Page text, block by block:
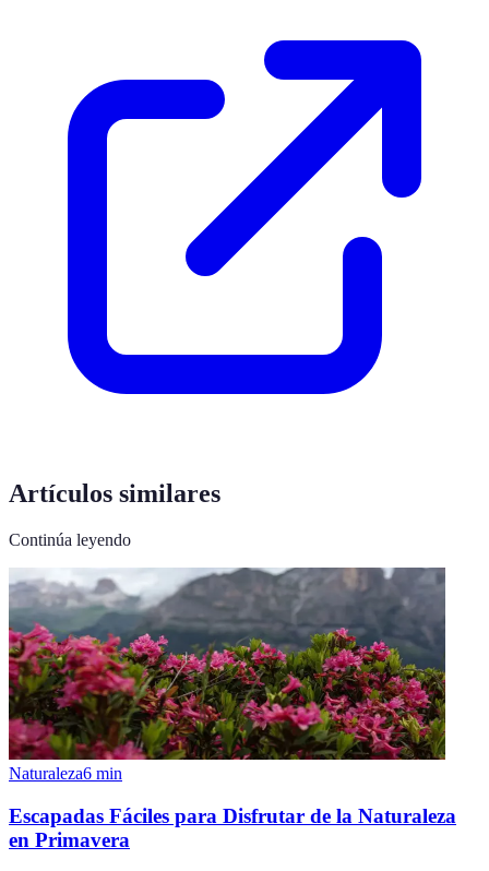
Artículos similares
Continúa leyendo
Naturaleza6 min
Escapadas Fáciles para Disfrutar de la Naturaleza
en Primavera